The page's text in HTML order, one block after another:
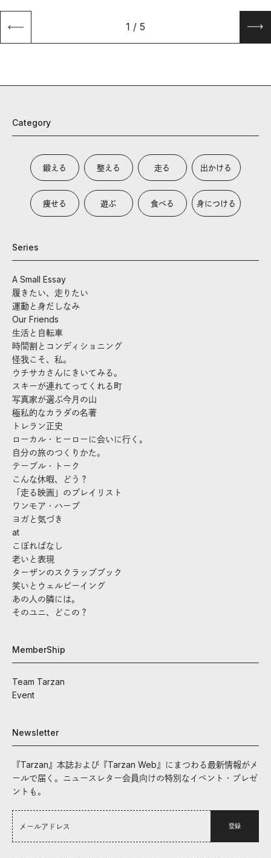
1 / 5
Category
鍛える 整える 走る 出かける
痩せる 遊ぶ 食べる 身につける
Series
A Small Essay
履きたい、走りたい
運動と身だしなみ
Our Friends
生活と自転車
時間割とコンディショニング
怪我こそ、私。
ウチサカさんにきいてみる。
スキーが連れてってくれる町
写真家が選ぶ今月の山
極私的なカラダの名著
トレラン正史
ローカル・ヒーローに会いに行く。
自分の旅のつくりかた。
テーブル・トーク
こんな休暇、どう？
「走る映画」のプレイリスト
ワンモア・ハーブ
ヨガと気づき
at
こぼればなし
老いと表現
ターザンのスクラップブック
笑いとウェルビーイング
あの人の隣には。
そのユニ、どこの？
MemberShip
Team Tarzan
Event
Newsletter
『Tarzan』本誌および『Tarzan Web』にまつわる最新情報がメ
ールで届く。ニュースレター会員向けの特別なイベント・プレゼ
ントも。
登録